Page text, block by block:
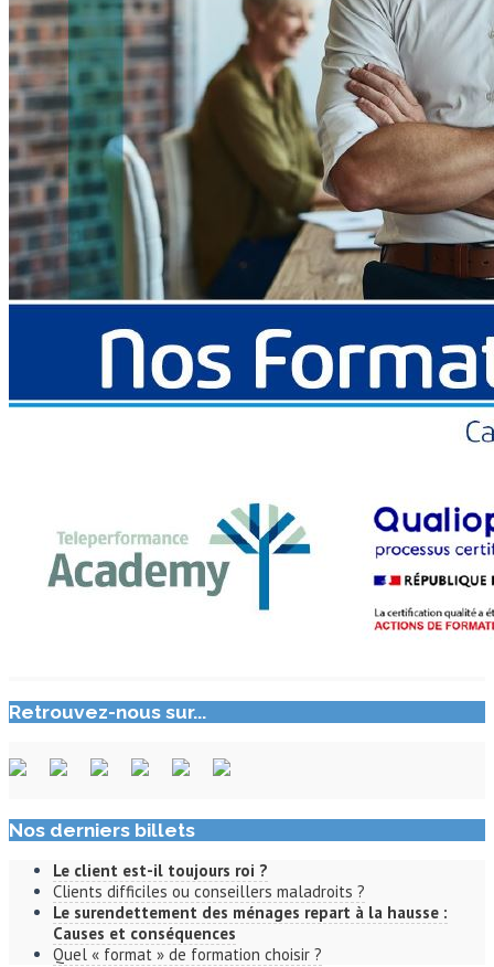
Retrouvez-nous sur...
Nos derniers billets
Le client est-il toujours roi ?
Clients difficiles ou conseillers maladroits ?
Le surendettement des ménages repart à la hausse :
Causes et conséquences
Quel « format » de formation choisir ?